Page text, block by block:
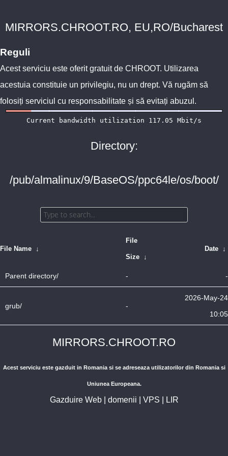
MIRRORS.CHROOT.RO, EU,RO/Bucharest
Reguli
Acest serviciu este oferit gratuit de CHROOT. Utilizarea
acestuia constituie un privilegiu, nu un drept. Vă rugăm să
folosiți serviciul cu responsabilitate și să evitați abuzul.
Directory:
/pub/almalinux/9/BaseOS/ppc64le/os/boot/
File Name ↓
File
Size ↓
Date ↓
Parent directory/ - -
grub/ -
2026-May-24
10:05
MIRRORS.CHROOT.RO
Acest serviciu este gazduit in Romania si se adreseaza utilizatorilor din Romania si
Uniunea Europeana.
Gazduire Web| domenii VPS LIR